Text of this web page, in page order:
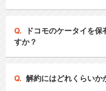
ドコモのケータイを
すか？
解約にはどれくらいか